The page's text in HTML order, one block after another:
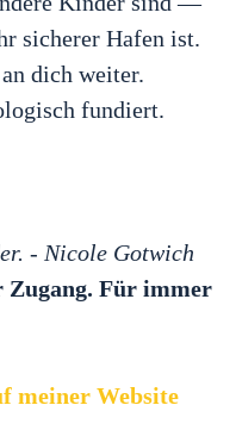
sicherer Hafen ist.
dich weiter.
fundiert.
- Nicole Gotwich
Für immer
meiner Website